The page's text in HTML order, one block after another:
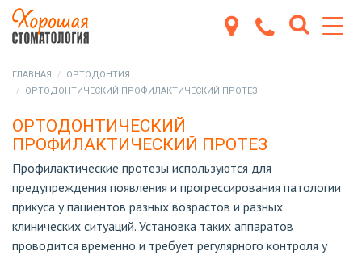
ГЛАВНАЯ
ОРТОДОНТИЯ
ОРТОДОНТИЧЕСКИЙ ПРОФИЛАКТИЧЕСКИЙ ПРОТЕЗ
ОРТОДОНТИЧЕСКИЙ
ПРОФИЛАКТИЧЕСКИЙ ПРОТЕЗ
Профилактические протезы используются для
предупреждения появления и прогрессирования патологии
прикуса у пациентов разных возрастов и разных
клинических ситуаций. Установка таких аппаратов
проводится временно и требует регулярного контроля у